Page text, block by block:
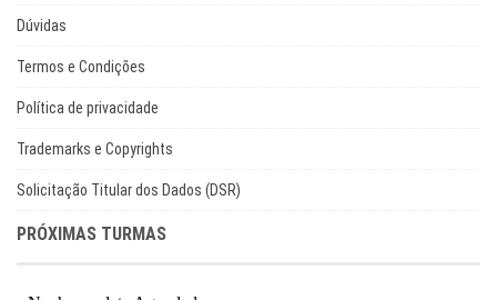
Dúvidas
Termos e Condições
Política de privacidade
Trademarks e Copyrights
Solicitação Titular dos Dados (DSR)
PRÓXIMAS TURMAS